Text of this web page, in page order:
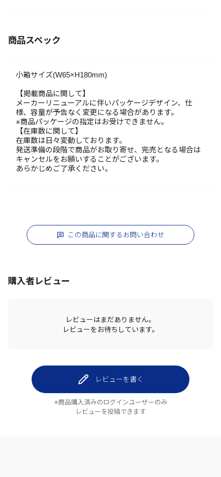
商品スペック
小箱サイズ(W65×H180mm)
【掲載商品に関して】
メーカーリニューアルに伴いパッケージデザイン、仕
様、容量が予告なく変更になる場合があります。
※商品パッケージの指定はお受けできません。
【在庫数に関して】
在庫数は日々変動しております。
発送準備の段階で商品がお取り寄せ、完売となる場合は
キャンセルをお願いすることがございます。
あらかじめご了承ください。
この商品に関するお問い合わせ
購入者レビュー
レビューはまだありません。
レビューをお待ちしています。
レビューを書く
※商品購入済みのログインユーザーのみ
レビューを投稿できます